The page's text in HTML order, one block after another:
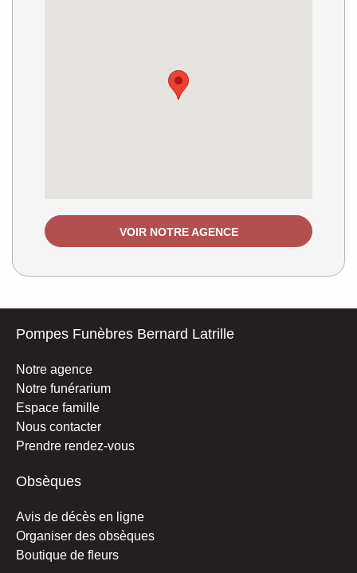
VOIR NOTRE AGENCE
Pompes Funèbres Bernard Latrille
Notre agence
Notre funérarium
Espace famille
Nous contacter
Prendre rendez-vous
Obsèques
Avis de décès en ligne
Organiser des obsèques
Boutique de fleurs